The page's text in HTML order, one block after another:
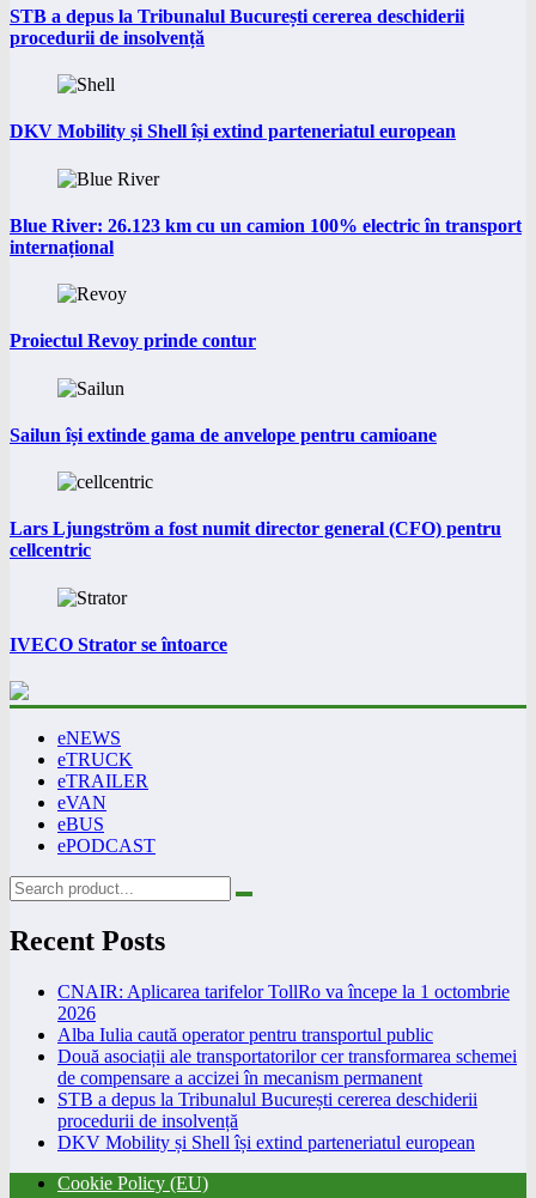
STB a depus la Tribunalul București cererea deschiderii
procedurii de insolvență
DKV Mobility și Shell își extind parteneriatul european
Blue River: 26.123 km cu un camion 100% electric în transport
internațional
Proiectul Revoy prinde contur
Sailun își extinde gama de anvelope pentru camioane
Lars Ljungström a fost numit director general (CFO) pentru
cellcentric
IVECO Strator se întoarce
eNEWS
eTRUCK
eTRAILER
eVAN
eBUS
ePODCAST
Recent Posts
CNAIR: Aplicarea tarifelor TollRo va începe la 1 octombrie
2026
Alba Iulia caută operator pentru transportul public
Două asociații ale transportatorilor cer transformarea schemei
de compensare a accizei în mecanism permanent
STB a depus la Tribunalul București cererea deschiderii
procedurii de insolvență
DKV Mobility și Shell își extind parteneriatul european
Cookie Policy (EU)